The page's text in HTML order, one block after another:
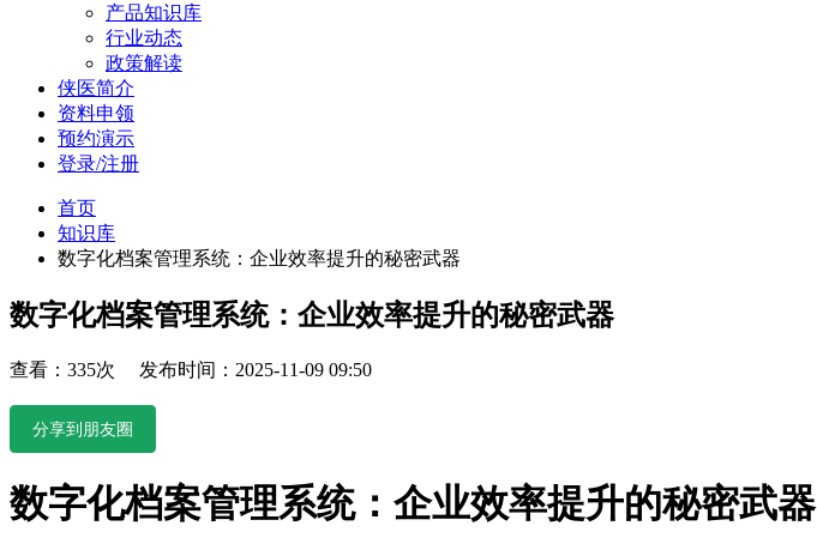
产品知识库
行业动态
政策解读
侠医简介
资料申领
预约演示
登录/注册
首页
知识库
数字化档案管理系统：企业效率提升的秘密武器
数字化档案管理系统：企业效率提升的秘密武器
查看：335次 发布时间：2025-11-09 09:50
分享到朋友圈
数字化档案管理系统：企业效率提升的秘密武器